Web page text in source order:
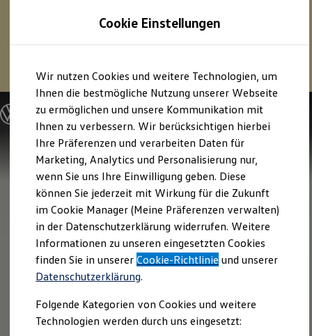
Hauptinhalt
springen
Footer
springen
Profitieren Sie von bis zu6.000 € 1
VolkswagenID. oder
Hybridmodelle.
Mehr zur E‑Auto-Förderung
Modelle und Konfigurator
Konfigurator
Modelle vergleichen
Konfiguration laden
Autosuche
Elektroautos
ENERGY Sondermodelle
Nutzfahrzeuge
SUV und CUV
Familienautos
Kombis
Kompaktwagen
Sportwagen
Schnell verfügbare Fahrzeuge
Angebote und Produkte
Aktuelle Angebote
E-Auto-Förderung
Volkswagen Marktplatz
Cookie Einstellungen
Wir nutzen Cookies und weitere Technologien, um
Ihnen die bestmögliche Nutzung unserer Webseite
zu ermöglichen und unsere Kommunikation mit
Ihnen zu verbessern. Wir berücksichtigen hierbei
Ihre Präferenzen und verarbeiten Daten für
Marketing, Analytics und Personalisierung nur,
wenn Sie uns Ihre Einwilligung geben. Diese
können Sie jederzeit mit Wirkung für die Zukunft
im Cookie Manager (Meine Präferenzen verwalten)
in der Datenschutzerklärung widerrufen. Weitere
Informationen zu unseren eingesetzten Cookies
finden Sie in unsererCookie-Richtlinie und unserer
Datenschutzerklärung.
Folgende Kategorien von Cookies und weitere
Technologien werden durch uns eingesetzt: